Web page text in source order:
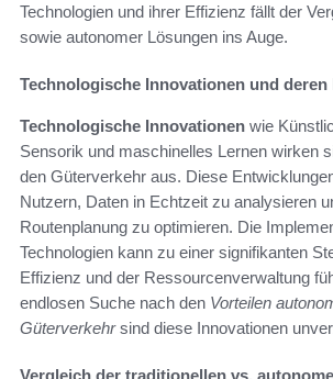
Technologien und ihrer Effizienz fällt der
sowie autonomer Lösungen ins Auge.
Technologische Innovationen und
Technologische Innovationen wie
Sensorik und maschinelles Lernen wirken
den Güterverkehr aus. Diese
Nutzern, Daten in Echtzeit zu analysieren
Routenplanung zu optimieren. Die
Technologien kann zu einer signifikanten
Effizienz und der Ressourcenverwaltung
endlosen Suche nach den Vorteilen
Güterverkehrsind diese Innovationen
Vergleich der traditionellen vs.